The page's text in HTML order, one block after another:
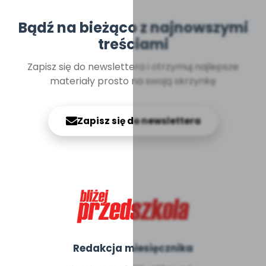
Bądź na bieżąco z najnowszymi
treściami
Zapisz się do newslettera i otrzymuj najlepsze
materiały prosto na swoją skrzynkę
Zapisz się do newslettera
Redakcja miesięcznika